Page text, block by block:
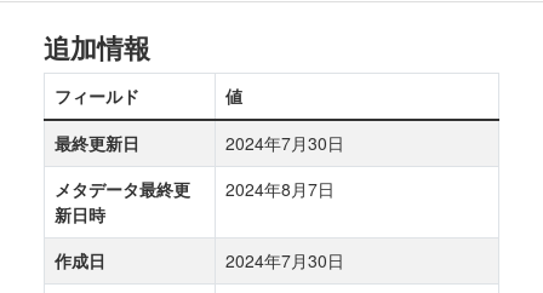
追加情報
フィールド
値
最終更新日
2024年7月30日
メタデータ最終更
新日時
2024年8月7日
作成日
2024年7月30日